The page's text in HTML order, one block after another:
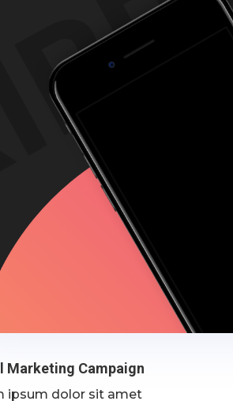
Marketing Campaign
ipsum dolor sit amet